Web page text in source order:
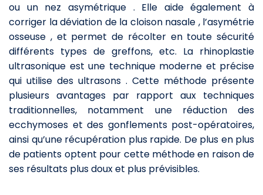
ou un nez asymétrique . Elle aide également à
corriger la déviation de la cloison nasale , l’asymétrie
osseuse , et permet de récolter en toute sécurité
différents types de greffons, etc. La rhinoplastie
ultrasonique est une technique moderne et précise
qui utilise des ultrasons . Cette méthode présente
plusieurs avantages par rapport aux techniques
traditionnelles, notamment une réduction des
ecchymoses et des gonflements post-opératoires,
ainsi qu’une récupération plus rapide. De plus en plus
de patients optent pour cette méthode en raison de
ses résultats plus doux et plus prévisibles.